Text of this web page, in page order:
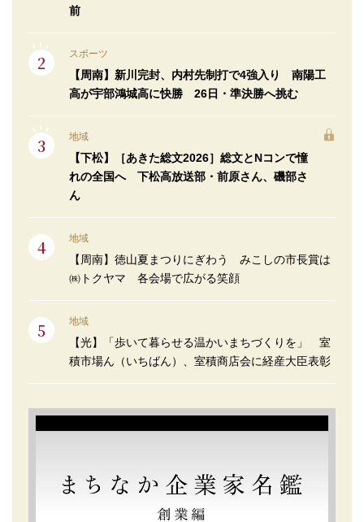
前
スポーツ
【周南】新川完封、内村先制打で4強入り 南陽工
高が宇部鴻城高に快勝 26日・準決勝へ挑む
地域
【下松】［あきた総文2026］総文とNコンで憧
れの全国へ 下松高放送部・前原さん、磯部さ
ん
地域
【周南】徳山夏まつりにぎわう みこしの市長賞は
㈱トクヤマ 各会場で広がる笑顔
地域
【光】「歩いて暮らせる温かいまちづくりを」 室
積市場ん（いちばん）、室積商店会に経産大臣表彰